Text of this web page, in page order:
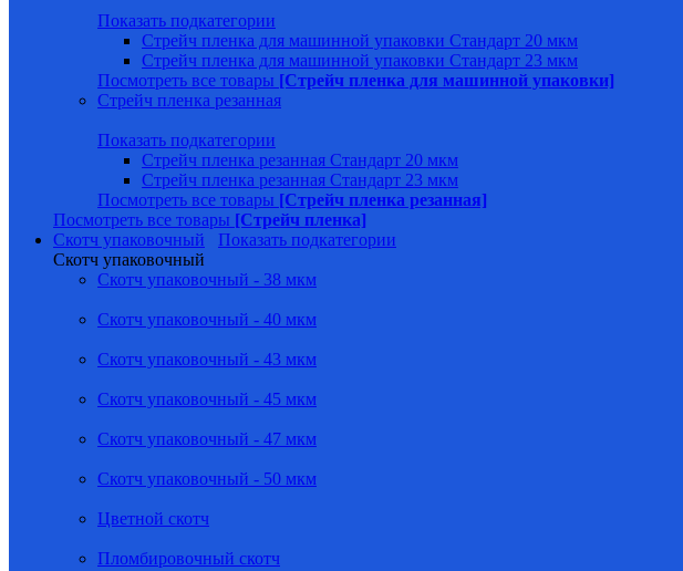
Показать подкатегории
Стрейч пленка для машинной упаковки Стандарт 20 мкм
Стрейч пленка для машинной упаковки Стандарт 23 мкм
Посмотреть все товары [Стрейч пленка для машинной упаковки]
Стрейч пленка резанная
Показать подкатегории
Стрейч пленка резанная Стандарт 20 мкм
Стрейч пленка резанная Стандарт 23 мкм
Посмотреть все товары [Стрейч пленка резанная]
Посмотреть все товары [Стрейч пленка]
Скотч упаковочный
Показать подкатегории
Скотч упаковочный
Скотч упаковочный - 38 мкм
Скотч упаковочный - 40 мкм
Скотч упаковочный - 43 мкм
Скотч упаковочный - 45 мкм
Скотч упаковочный - 47 мкм
Скотч упаковочный - 50 мкм
Цветной скотч
Пломбировочный скотч